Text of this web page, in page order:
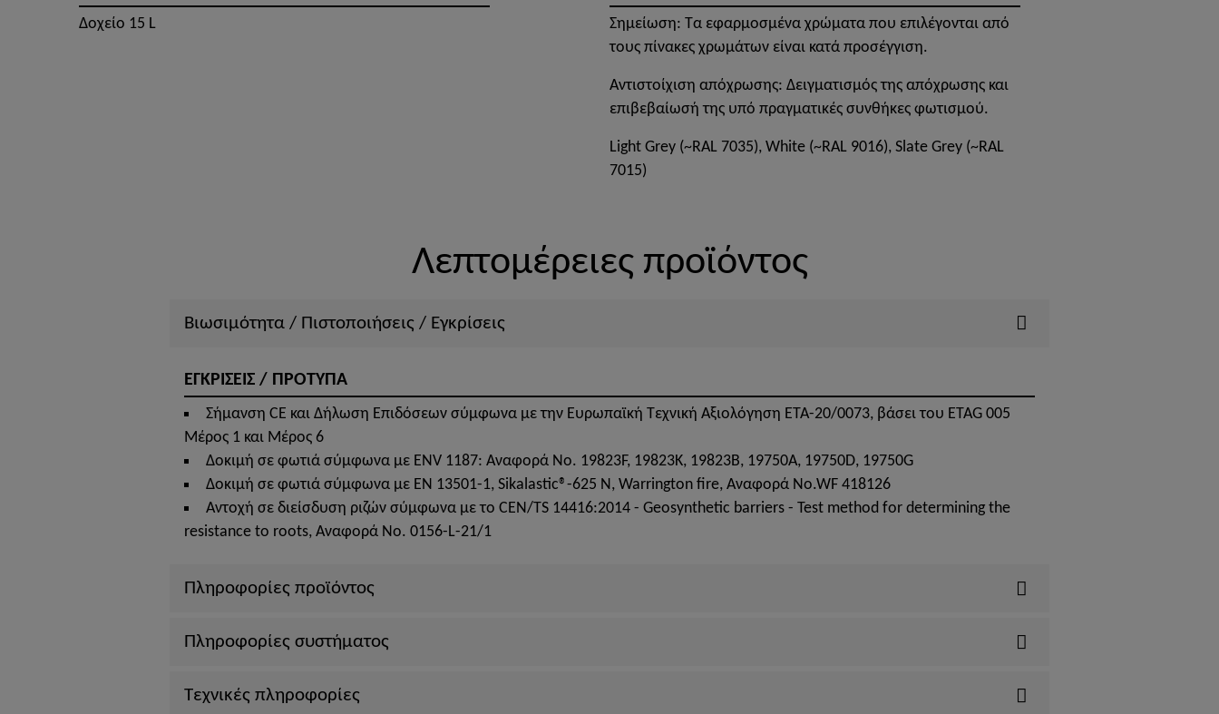
Δοχείο 15 L
Σημείωση: Τα εφαρμοσμένα χρώματα που επιλέγονται από
τους πίνακες χρωμάτων είναι κατά προσέγγιση.
Αντιστοίχιση απόχρωσης: Δειγματισμός της απόχρωσης και
επιβεβαίωσή της υπό πραγματικές συνθήκες φωτισμού.
Light Grey (~RAL 7035), White (~RAL 9016), Slate Grey (~RAL
7015)
Λεπτομέρειες προϊόντος
Βιωσιμότητα / Πιστοποιήσεις / Εγκρίσεις
ΕΓΚΡΙΣΕΙΣ / ΠΡΟΤΥΠΑ
Σήμανση CE και Δήλωση Επιδόσεων σύμφωνα με την Ευρωπαϊκή Τεχνική Αξιολόγηση ETA-20/0073, βάσει του ETAG 005
Μέρος 1 και Μέρος 6
Δοκιμή σε φωτιά σύμφωνα με ENV 1187: Αναφορά Νο. 19823F, 19823K, 19823B, 19750A, 19750D, 19750G
Δοκιμή σε φωτιά σύμφωνα με EN 13501-1, Sikalastic®-625 N, Warrington fire, Αναφορά No.WF 418126
Αντοχή σε διείσδυση ριζών σύμφωνα με το CEN/TS 14416:2014 - Geosynthetic barriers - Test method for determining the
resistance to roots, Αναφορά Νο. 0156-L-21/1
Πληροφορίες προϊόντος
Πληροφορίες συστήματος
Τεχνικές πληροφορίες